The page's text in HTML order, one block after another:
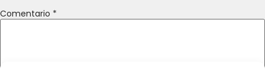
Comentario *